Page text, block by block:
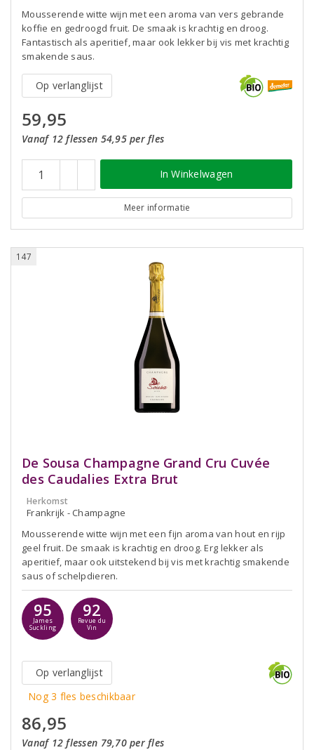
Mousserende witte wijn met een aroma van vers gebrande
koffie en gedroogd fruit. De smaak is krachtig en droog.
Fantastisch als aperitief, maar ook lekker bij vis met krachtig
smakende saus.
Op verlanglijst
59,95
Vanaf 12 flessen 54,95 per fles
In Winkelwagen
Meer informatie
147
De Sousa Champagne Grand Cru Cuvée
des Caudalies Extra Brut
Herkomst
Frankrijk - Champagne
Mousserende witte wijn met een fijn aroma van hout en rijp
geel fruit. De smaak is krachtig en droog. Erg lekker als
aperitief, maar ook uitstekend bij vis met krachtig smakende
saus of schelpdieren.
95
James
Suckling
92
Revue du
Vin
Op verlanglijst
Nog 3 fles beschikbaar
86,95
Vanaf 12 flessen 79,70 per fles